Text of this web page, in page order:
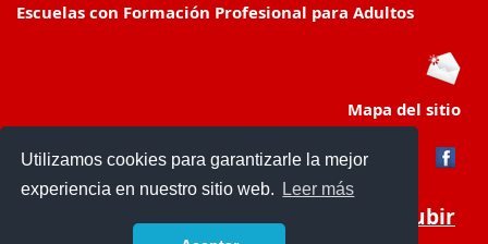
Utilizamos cookies para garantizarle la mejor
experiencia en nuestro sitio web.
Leer más
Escuelas con Formación Profesional para Adultos
Mapa del sitio
Subir